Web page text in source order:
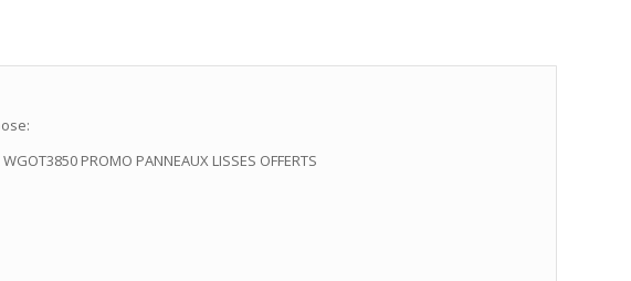
PROMO PANNEAUX LISSES OFFERTS